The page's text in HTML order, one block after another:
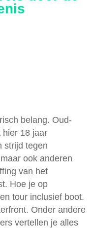
belang. Oud-
hier 18 jaar
strijd tegen
ook anderen
van het
Hoe je op
tour inclusief boot.
Onder andere
vertellen je alles